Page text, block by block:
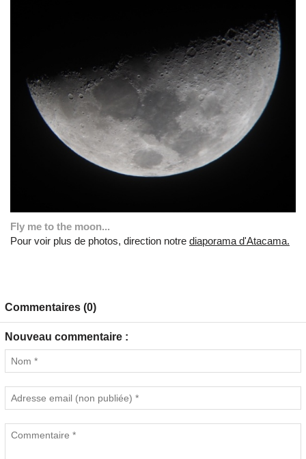
Fly me to the moon...
Pour voir plus de photos, direction notre diaporama d'Atacama.
Commentaires (0)
Nouveau commentaire :